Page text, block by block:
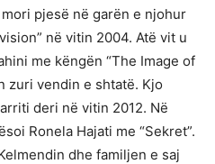
pjesë në garën e njohur
në vitin 2004. Atë vit u
me këngën “The Image of
zuri vendin e shtatë. Kjo
deri në vitin 2012. Në
Ronela Hajati me “Sekret”.
dhe familjen e saj